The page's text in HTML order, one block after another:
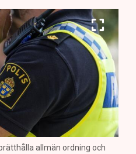
allmän ordning och